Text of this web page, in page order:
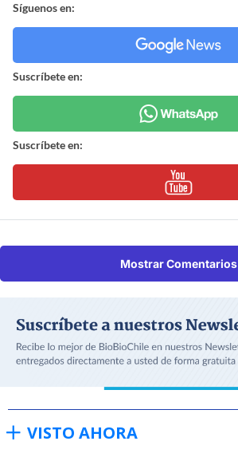
Síguenos en:
Suscríbete en:
Suscríbete en:
Mostrar Comentarios
VISTO AHORA